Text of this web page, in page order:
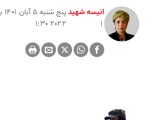
انیسه شهید
۲۰۲۲ ۱:۳۰